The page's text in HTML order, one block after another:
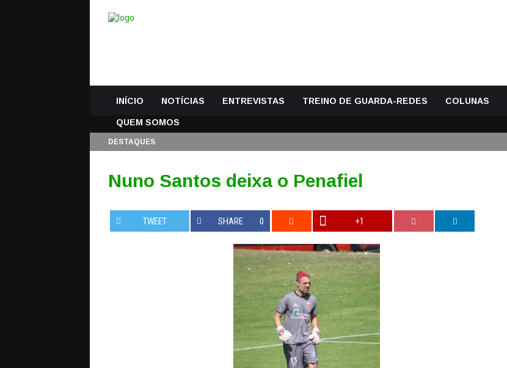
INÍCIO NOTÍCIAS ENTREVISTAS TREINO DE GUARDA-REDES COLUNAS
QUEM SOMOS
DESTAQUES
Nuno Santos deixa o Penafiel
TWEET SHARE 0 +1